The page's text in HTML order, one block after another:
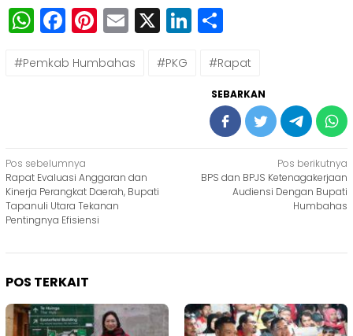
WhatsApp
Facebook
Pinterest
Email
X LinkedIn
#Pemkab Humbahas #PKG #Rapat
SEBARKAN
Navigasi
pos
Pos sebelumnya
Rapat Evaluasi Anggaran dan
Kinerja Perangkat Daerah, Bupati
Tapanuli Utara Tekanan
Pentingnya Efisiensi
Pos berikutnya
BPS dan BPJS Ketenagakerjaan
Audiensi Dengan Bupati
Humbahas
POS TERKAIT